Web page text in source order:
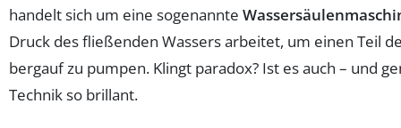
handelt sich um eine sogenannte
Druck des fließenden Wassers arbeitet, um einen Teil
bergauf zu pumpen. Klingt paradox? Ist es auch – und
Technik so brillant.